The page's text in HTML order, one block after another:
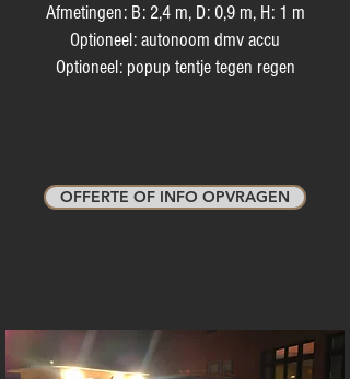
Afmetingen: B: 2,4 m, D: 0,9 m, H: 1 m
Optioneel: autonoom dmv accu
Optioneel: popup tentje tegen regen
OFFERTE OF INFO OPVRAGEN